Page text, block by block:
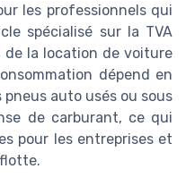
les professionnels qui
spécialisé sur la TVA
de la location de voiture
dépend en
pneus auto usés ou sous
de carburant, ce qui
pour les entreprises et